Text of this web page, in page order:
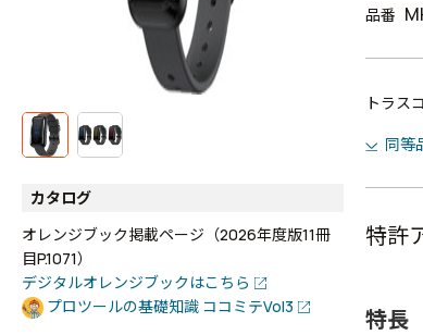
カタログ
オレンジブック掲載ページ（2026年度版11冊
目P.1071）
デジタルオレンジブックはこちら
プロツールの基礎知識 ココミテVol3
品番
トラス
同等
特許
特長